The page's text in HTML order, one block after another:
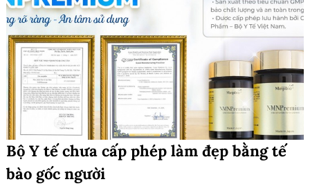
Bộ Y tế chưa cấp phép làm đẹp bằng tế
bào gốc người